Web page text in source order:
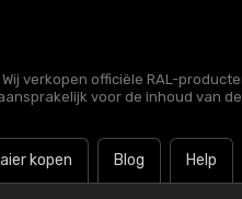
verkopen officiële RAL-
voor de inhoud van
kopen Blog Help